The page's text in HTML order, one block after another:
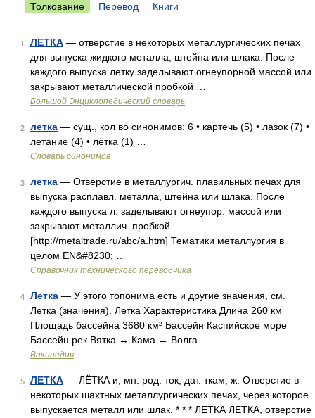
Толкование Перевод Книги
1 ЛЕТКА — отверстие в некоторых металлургических печах
для выпуска жидкого металла, штейна или шлака. После
каждого выпуска летку заделывают огнеупорной массой или
закрывают металлической пробкой …
Большой Энциклопедический словарь
2 летка — сущ., кол во синонимов: 6 • картечь (5) • лазок (7) •
летание (4) • лётка (1) …
Словарь синонимов
3 летка — Отверстие в металлургич. плавильных печах для
выпуска расплавл. металла, штейна или шлака. После
каждого выпуска л. заделывают огнеупор. массой или
закрывают металлич. пробкой.
[http://metaltrade.ru/abc/a.htm] Тематики металлургия в
целом EN&#8230; …
Справочник технического переводчика
4 Летка — У этого топонима есть и другие значения, см.
Летка (значения). Летка Характеристика Длина 260 км
Площадь бассейна 3680 км² Бассейн Каспийское море
Бассейн рек Вятка → Кама → Волга …
Википедия
5 ЛЕТКА — ЛЁТКА и; мн. род. ток, дат. ткам; ж. Отверстие в
некоторых шахтных металлургических печах, через которое
выпускается металл или шлак. * * * ЛЕТКА ЛЕТКА, отверстие